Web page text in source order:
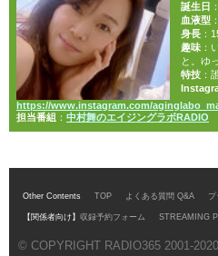
誕生日
血液型
身長：
趣味：
と。ゆ
特技：
https://www.instagram.com/
担当番組 ： 中村舞のエイジングラボRADIO
Other Contents TOP よくある質問 Q&A
【関係者向け】 収録予約フォーム STREAMING
© COPYRIGHT RADIO365 2001-